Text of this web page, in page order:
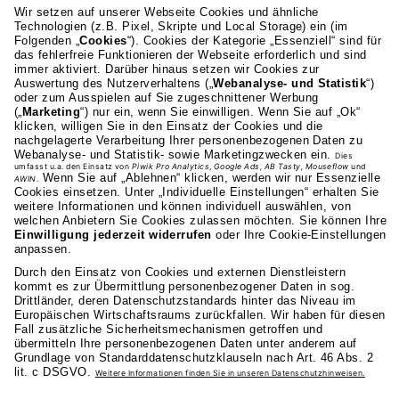
Wir beraten Sie
persönlich.
Ob telefonisch oder E-Mail – unser
Beratungsteam steht Ihnen mit Informationen
und persönlicher Unterstützung zuverlässig zur
Seite.
BERATUNG@AKAD.DE